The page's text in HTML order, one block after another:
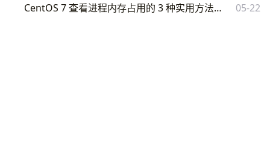
CentOS 7 查看进程内存占用的 3 种实用方法（top、pmap、ps 详解） 05-22